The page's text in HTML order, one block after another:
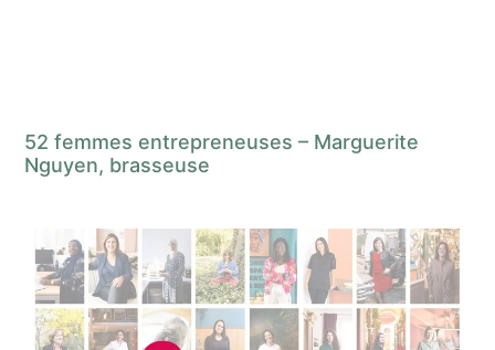
52 femmes entrepreneuses – Marguerite
Nguyen, brasseuse